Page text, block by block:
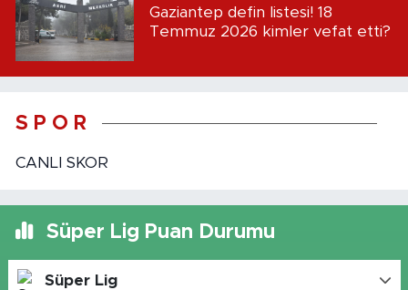
Gaziantep defin listesi! 18
Temmuz 2026 kimler vefat etti?
S P O R
CANLI SKOR
Süper Lig Puan Durumu
Süper Lig